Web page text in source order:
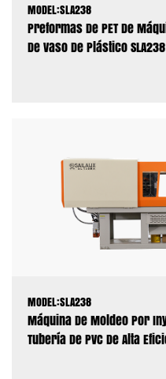
MODEL:SLA238
Preformas De PET De
De Vaso De Plástico SLA238
MODEL:SLA238
Máquina De Moldeo Por
Tubería De PVC De Alta